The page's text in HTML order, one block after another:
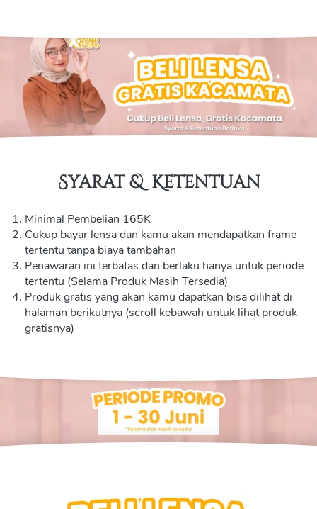
Syarat &  Ketentuan
Minimal Pembelian 165K
Cukup bayar lensa dan kamu akan mendapatkan frame
tertentu tanpa biaya tambahan
Penawaran ini terbatas dan berlaku hanya untuk periode
tertentu (Selama Produk Masih Tersedia)
Produk gratis yang akan kamu dapatkan bisa dilihat di
halaman berikutnya (scroll kebawah untuk lihat produk
gratisnya)